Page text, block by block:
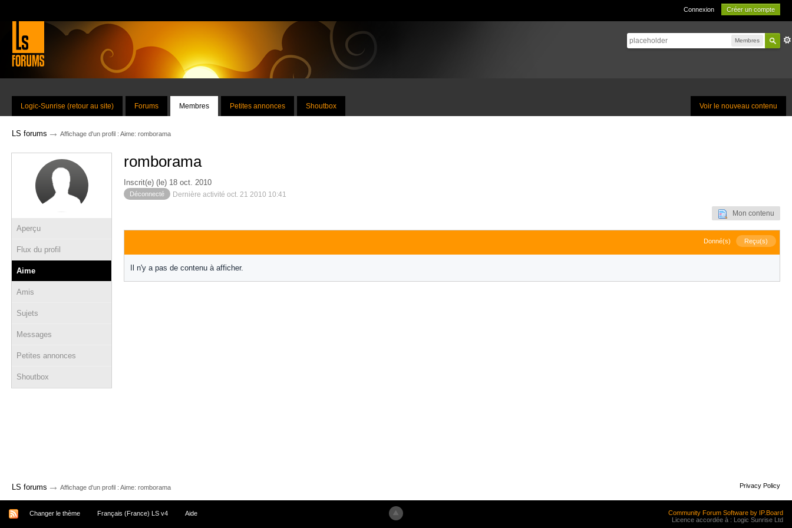
Connexion Créer un compte
Membres
Voir le nouveau contenu
Logic-Sunrise (retour au site) Forums Membres Petites annonces Shoutbox
LS forums → Affichage d'un profil : Aime: romborama
Aperçu
Flux du profil
Aime
Amis
Sujets
Messages
Petites annonces
Shoutbox
romborama
Inscrit(e) (le) 18 oct. 2010
Déconnecté Dernière activité oct. 21 2010 10:41
Mon contenu
Donné(s) Reçu(s)
Il n'y a pas de contenu à afficher.
LS forums → Affichage d'un profil : Aime: romborama Privacy Policy
Changer le thème Français (France) LS v4 Aide
Community Forum Software by IP.Board
Licence accordée à : Logic Sunrise Ltd